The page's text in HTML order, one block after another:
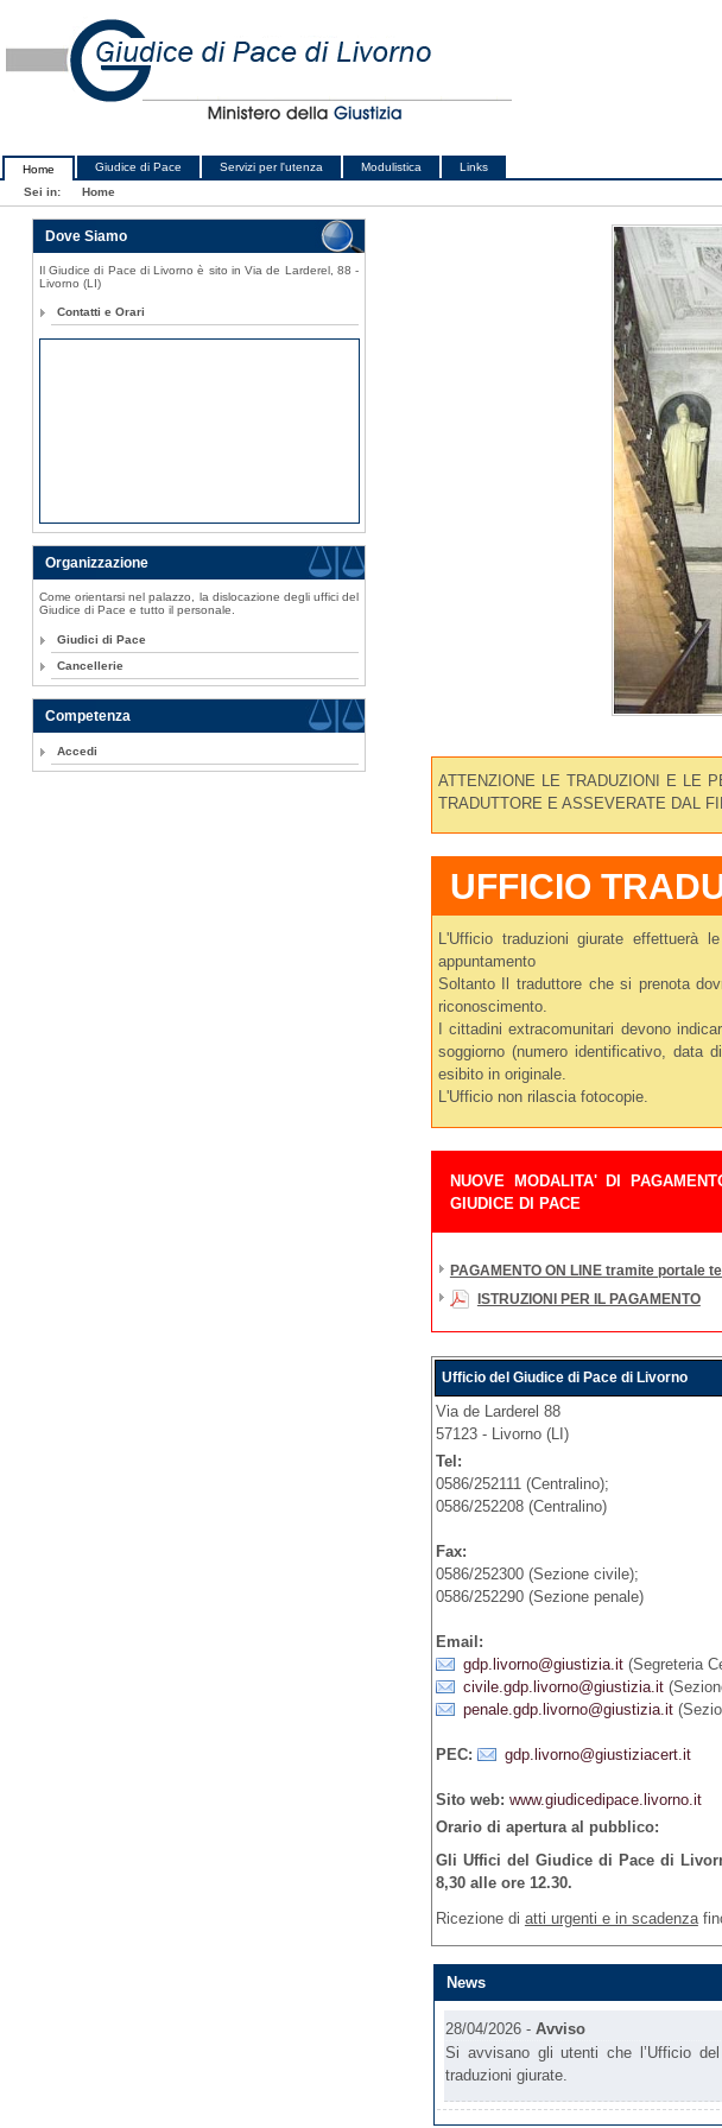
Home Giudice di Pace Servizi per l'utenza Modulistica
Links
Sei in:
Home
ATTENZIONE LE TRADUZIONI E LE
TRADUTTORE E ASSEVERATE DAL
UFFICIO
L'Ufficio traduzioni giurate effettuerà
appuntamento
Soltanto Il traduttore che si prenota
riconoscimento.
I cittadini extracomunitari devono
soggiorno (numero identificativo, data
esibito in originale.
L'Ufficio non rilascia fotocopie.
NUOVE MODALITA' DI
GIUDICE DI PACE
PAGAMENTO ON LINE tramite portale
ISTRUZIONI PER IL PAGAMENTO
Ufficio del Giudice di Pace di Livorno
Via de Larderel 88
57123 - Livorno (LI)
Tel:
0586/252111 (Centralino);
0586/252208 (Centralino)
Fax:
0586/252300 (Sezione civile);
0586/252290 (Sezione penale)
Email:
gdp.livorno@giustizia.it(Segreteria
civile.gdp.livorno@giustizia.it
penale.gdp.livorno@giustizia.it
PEC: gdp.livorno@giustiziacert.it
Sito web: www.giudicedipace.livorno.it
Orario di apertura al pubblico:
Gli Uffici del Giudice di Pace di
8,30 alle ore 12.30.
Ricezione di atti urgenti e in scadenza
News
28/04/2026 - Avviso
Si avvisano gli utenti che l’Ufficio
traduzioni giurate.
Dove Siamo
Il Giudice di Pace di Livorno è sito in Via de Larderel, 88 -
Livorno (LI)
Contatti e Orari
Organizzazione
Come orientarsi nel palazzo, la dislocazione degli uffici del
Giudice di Pace e tutto il personale.
Giudici di Pace
Cancellerie
Competenza
Accedi